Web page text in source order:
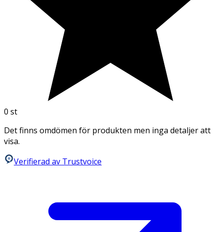
0 st
Det finns omdömen för produkten men inga detaljer att
visa.
Verifierad av Trustvoice